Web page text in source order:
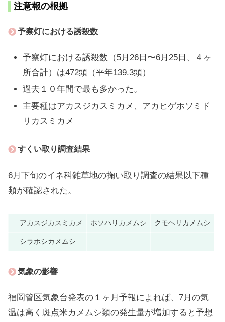
注意報の根拠
予察灯における誘殺数
予察灯における誘殺数（5月26日〜6月25日、４ヶ
所合計）は472頭（平年139.3頭）
過去１０年間で最も多かった。
主要種はアカスジカスミカメ、アカヒゲホソミド
リカスミカメ
すくい取り調査結果
6月下旬のイネ科雑草地の掬い取り調査の結果以下種
類が確認された。
アカスジカスミカメ ホソハリカメムシ クモヘリカメムシ
シラホシカメムシ
気象の影響
福岡管区気象台発表の１ヶ月予報によれば、7月の気
温は高く斑点米カメムシ類の発生量が増加すると予想